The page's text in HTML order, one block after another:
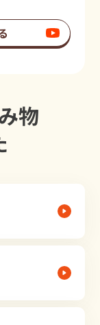
物